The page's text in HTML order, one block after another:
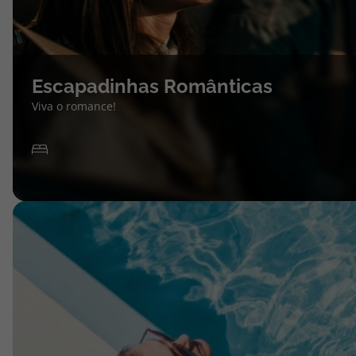
Escapadinhas Românticas
Viva o romance!